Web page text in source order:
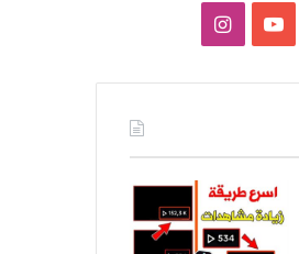
يوتيوبانستقرام